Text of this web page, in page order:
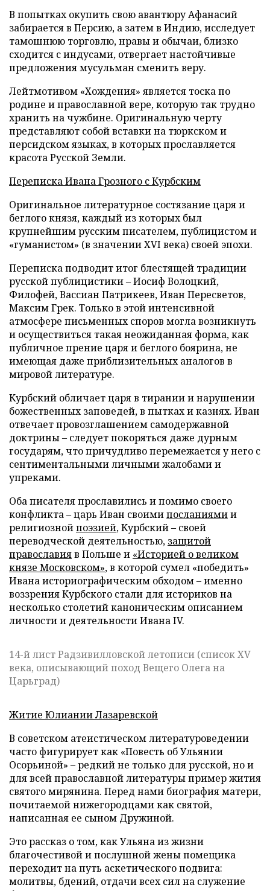
В попытках окупить свою авантюру Афанасий
забирается в Персию, а затем в Индию, исследует
тамошнюю торговлю, нравы и обычаи, близко
сходится с индусами, отвергает настойчивые
предложения мусульман сменить веру.
Лейтмотивом «Хождения» является тоска по
родине и православной вере, которую так трудно
хранить на чужбине. Оригинальную черту
представляют собой вставки на тюркском и
персидском языках, в которых прославляется
красота Русской Земли.
Переписка Ивана Грозного с Курбским
Оригинальное литературное состязание царя и
беглого князя, каждый из которых был
крупнейшим русским писателем, публицистом и
«гуманистом» (в значении XVI века) своей эпохи.
Переписка подводит итог блестящей традиции
русской публицистики – Иосиф Волоцкий,
Филофей, Вассиан Патрикеев, Иван Пересветов,
Максим Грек. Только в этой интенсивной
атмосфере письменных споров могла возникнуть
и осуществиться такая неожиданная форма, как
публичное прение царя и беглого боярина, не
имеющая даже приблизительных аналогов в
мировой литературе.
Курбский обличает царя в тирании и нарушении
божественных заповедей, в пытках и казнях. Иван
отвечает провозглашением самодержавной
доктрины – следует покоряться даже дурным
государям, что причудливо перемежается у него с
сентиментальными личными жалобами и
упреками.
Оба писателя прославились и помимо своего
конфликта – царь Иван своимипосланиямии
религиознойпоэзией, Курбский – своей
переводческой деятельностью, защитой
православияв Польше и «Историей о великом
князе Московском», в которой сумел «победить»
Ивана историографическим обходом – именно
воззрения Курбского стали для историков на
несколько столетий каноническим описанием
личности и деятельности Ивана IV.
14-й лист Радзивилловской летописи (список XV
века, описывающий поход Вещего Олега на
Царьград)
Житие Юлиании Лазаревской
В советском атеистическом литературоведении
часто фигурирует как «Повесть об Ульянии
Осорьиной» – редкий не только для русской, но и
для всей православной литературы пример жития
святого мирянина. Перед нами биография матери,
почитаемой нижегородцами как святой,
написанная ее сыном Дружиной.
Это рассказ о том, как Ульяна из жизни
благочестивой и послушной жены помещика
переходит на путь аскетического подвига:
молитвы, бдений, отдачи всех сил на служение